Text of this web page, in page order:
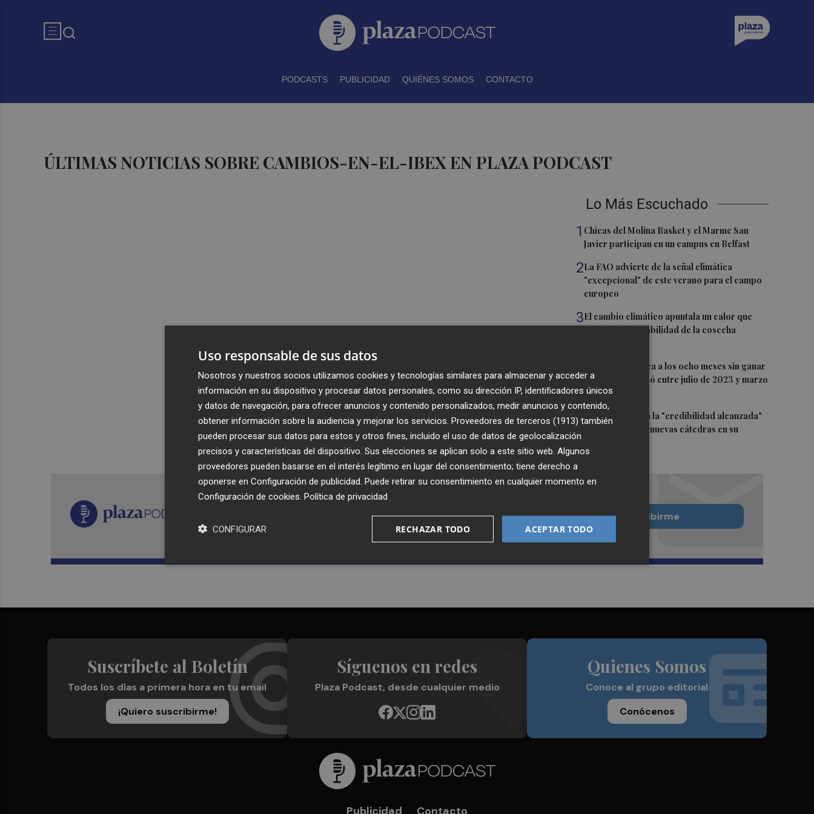
PODCASTS PUBLICIDAD QUIÉNES SOMOS CONTACTO
ÚLTIMAS NOTICIAS SOBRE CAMBIOS-EN-EL-IBEX EN PLAZA PODCAST
Lo Más Escuchado
1 Chicas del Molina Basket y el Marme San
Javier participan en un campus en Belfast
2La FAO advierte de la señal climática
"excepcional" de este verano para el campo
europeo
3El cambio climático apuntala un calor que
revela la vulnerabilidad de la cosecha
Alcaraz se acerca a los ocho meses sin ganar
un título que pasó entre julio de 2023 y marzo
de 2024
5 El CACV destaca la "credibilidad alcanzada"
y la creación de nuevas cátedras en su
Recibe toda la actualidad de
Plaza Podcast en tu correo
Quiero suscribirme
Suscríbete al Boletín
Todos los días a primera hora en tu email
¡Quiero suscribirme!
Síguenos en redes
Plaza Podcast, desde cualquier medio
Quienes Somos
Conoce al grupo editorial
Conócenos
Publicidad Contacto
Uso responsable de sus datos
Nosotros y nuestros socios utilizamos cookies y tecnologías similares para almacenar y acceder a
información en su dispositivo y procesar datos personales, como su dirección IP, identificadores únicos
y datos de navegación, para ofrecer anuncios y contenido personalizados, medir anuncios y contenido,
obtener información sobre la audiencia y mejorar los servicios. Proveedores de terceros (1913) también
pueden procesar sus datos para estos y otros fines, incluido el uso de datos de geolocalización
precisos y características del dispositivo. Sus elecciones se aplican solo a este sitio web. Algunos
proveedores pueden basarse en el interés legítimo en lugar del consentimiento; tiene derecho a
oponerse en Configuración de publicidad . Puede retirar su consentimiento en cualquier momento en
Configuración de cookies Política de privacidad
ACEPTAR TODO
RECHAZAR TODO
CONFIGURAR